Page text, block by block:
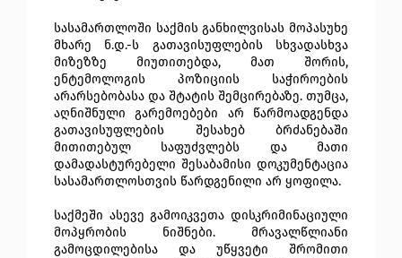
სასამართლოში საქმის განხილვისას მოპასუხე
მხარე ნ.დ.-ს გათავისუფლების სხვადასხვა
მიზეზზე მიუთითებდა, მათ შორის,
ენტემოლოგის პოზიციის საჭიროების
არარსებობასა და შტატის შემცირებაზე. თუმცა,
აღნიშნული გარემოებები არ წარმოადგენდა
გათავისუფლების შესახებ ბრძანებაში
მითითებულ საფუძვლებს და მათი
დამადასტურებელი შესაბამისი დოკუმენტაცია
სასამართლოსთვის წარდგენილი არ ყოფილა.
საქმეში ასევე გამოიკვეთა დისკრიმინაციული
მოპყრობის ნიშნები. მრავალწლიანი
გამოცდილებისა და უწყვეტი შრომითი